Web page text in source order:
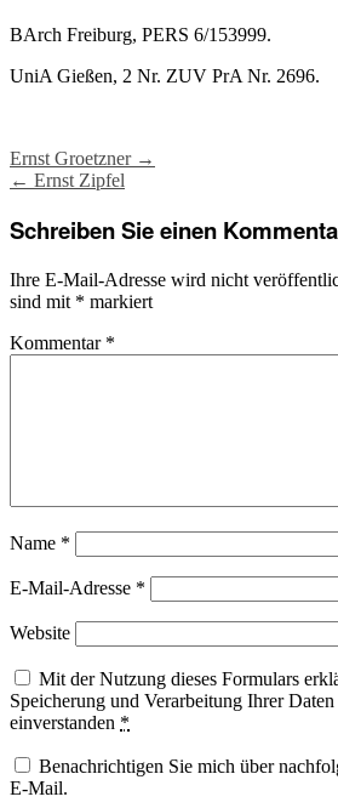
BArch Freiburg, PERS 6/153999.
UniA Gießen, 2 Nr. ZUV PrA Nr. 2696.
Post
Ernst Groetzner →
← Ernst Zipfel
Schreiben Sie einen
Ihre E-Mail-Adresse wird nicht
sind mit * markiert
Kommentar *
Name *
E-Mail-Adresse *
Website
Mit der Nutzung dieses Formulars
Speicherung und Verarbeitung Ihrer
einverstanden *
Benachrichtigen Sie mich über
E-Mail.